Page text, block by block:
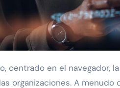
organizaciones. A menudo